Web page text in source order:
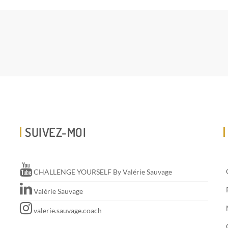
SUIVEZ-MOI
CHALLENGE YOURSELF By Valérie Sauvage
Valérie Sauvage
valerie.sauvage.coach